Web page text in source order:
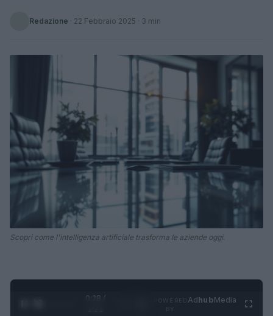
Redazione · 22 Febbraio 2025 · 3 min
Scopri come l'intelligenza artificiale trasforma le aziende oggi.
0:29 /
AdhubMedia